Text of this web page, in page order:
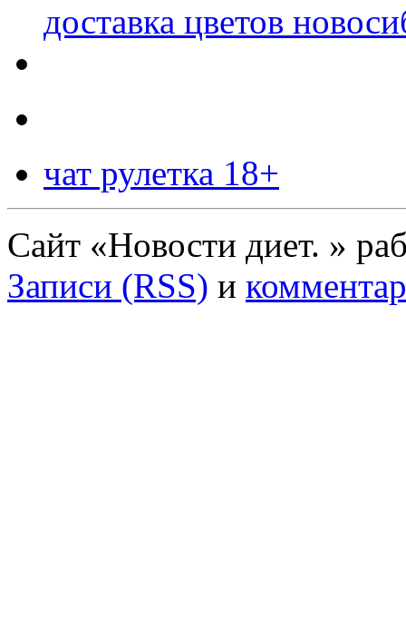
доставка цветов
чат рулетка 18+
Сайт «Новости диет. »
Записи (RSS) и